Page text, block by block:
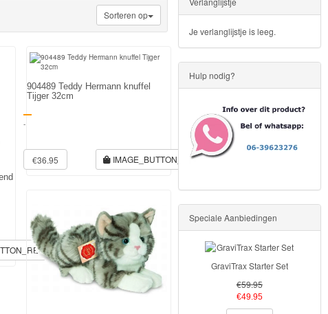
Sorteren op
904489 Teddy Hermann knuffel
Tijger 32cm
-
€36.95 IMAGE_BUTTON_RESERVE_NOW
Je verlanglijstje is leeg.
Hulp nodig?
Speciale Aanbiedingen
GraviTrax Starter Set
€59.95
€49.95